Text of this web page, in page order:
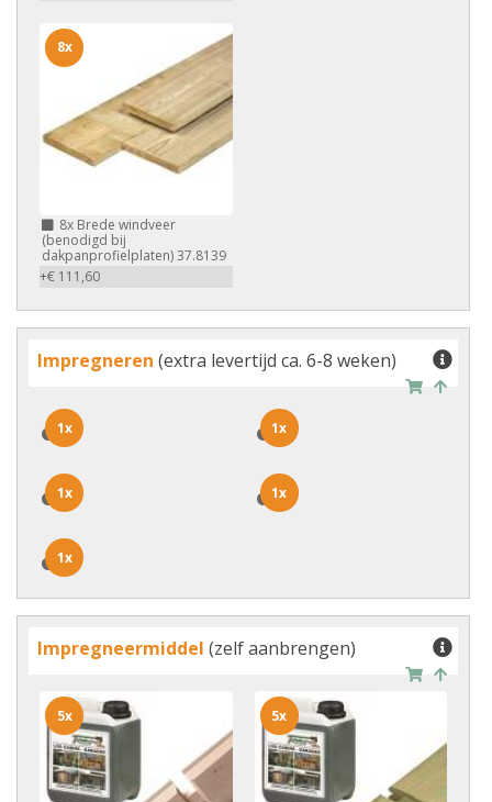
8x Brede windveer
(benodigd bij
dakpanprofielplaten) 37.8139
+€ 111,60
8x
Impregneren (extra levertijd ca. 6-8 weken)
1x
1x 1x
1x
1x
1x 1x
1x
1x
1x
Impregneermiddel (zelf aanbrengen)
5x 5x